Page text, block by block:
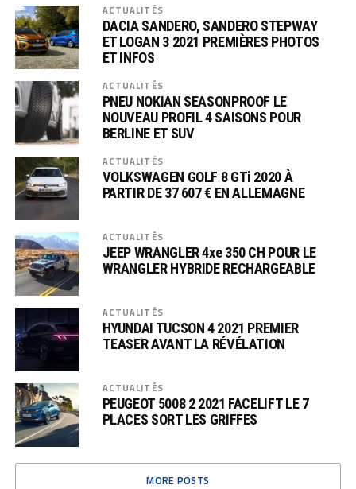
ACTUALITÉS
DACIA SANDERO, SANDERO STEPWAY
ET LOGAN 3 2021 PREMIÈRES PHOTOS
ET INFOS
ACTUALITÉS
PNEU NOKIAN SEASONPROOF LE
NOUVEAU PROFIL 4 SAISONS POUR
BERLINE ET SUV
ACTUALITÉS
VOLKSWAGEN GOLF 8 GTi 2020 À
PARTIR DE 37 607 € EN ALLEMAGNE
ACTUALITÉS
JEEP WRANGLER 4xe 350 CH POUR LE
WRANGLER HYBRIDE RECHARGEABLE
ACTUALITÉS
HYUNDAI TUCSON 4 2021 PREMIER
TEASER AVANT LA RÉVÉLATION
ACTUALITÉS
PEUGEOT 5008 2 2021 FACELIFT LE 7
PLACES SORT LES GRIFFES
MORE POSTS